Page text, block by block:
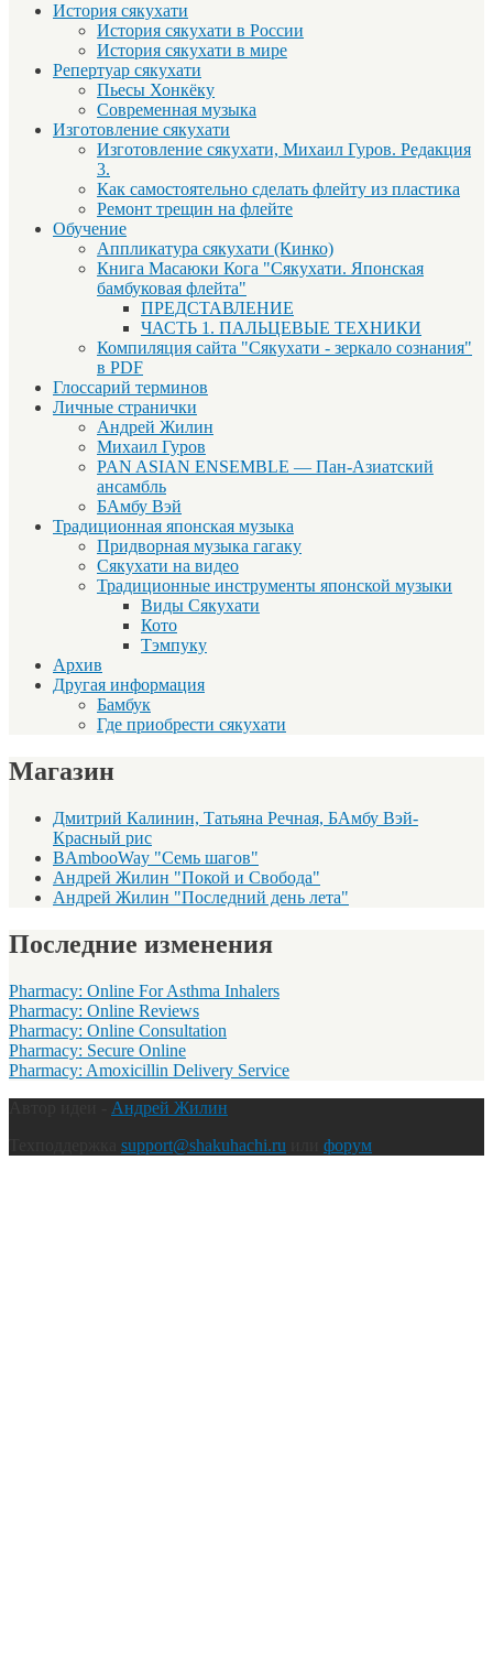
История сякухати
История сякухати в России
История сякухати в мире
Репертуар сякухати
Пьесы Хонкёку
Современная музыка
Изготовление сякухати
Изготовление сякухати, Михаил Гуров. Редакция
3.
Как самостоятельно сделать флейту из пластика
Ремонт трещин на флейте
Обучение
Аппликатура сякухати (Кинко)
Книга Масаюки Кога "Сякухати. Японская
бамбуковая флейта"
ПРЕДСТАВЛЕНИЕ
ЧАСТЬ 1. ПАЛЬЦЕВЫЕ ТЕХНИКИ
Компиляция сайта "Сякухати - зеркало сознания"
в PDF
Глоссарий терминов
Личные странички
Андрей Жилин
Михаил Гуров
PAN ASIAN ENSEMBLE — Пан-Азиатский
ансамбль
БАмбу Вэй
Традиционная японская музыка
Придворная музыка гагаку
Сякухати на видео
Традиционные инструменты японской музыки
Виды Сякухати
Кото
Тэмпуку
Архив
Другая информация
Бамбук
Где приобрести сякухати
Магазин
Дмитрий Калинин, Татьяна Речная, БАмбу Вэй-
Красный рис
BAmbooWay "Семь шагов"
Андрей Жилин "Покой и Свобода"
Андрей Жилин "Последний день лета"
Последние изменения
Pharmacy: Online For Asthma Inhalers
Pharmacy: Online Reviews
Pharmacy: Online Consultation
Pharmacy: Secure Online
Pharmacy: Amoxicillin Delivery Service
Андрей Жилин
support@shakuhachi.ru форум